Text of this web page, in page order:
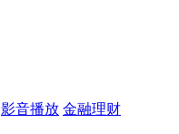
影音播放 金融理财